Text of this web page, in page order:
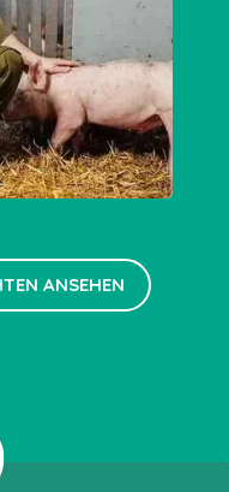
ANSEHEN